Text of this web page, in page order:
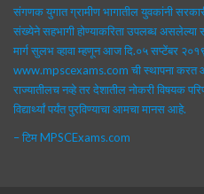
संगणक युगात ग्रामीण भागातील युवकांनी
संख्येने सहभागी होण्याकरिता उपलब्ध असलेल्या
मार्ग सुलभ व्हावा म्हणून आज दि.०५ सप्टेंबर २०१९
www.mpscexams.com ची स्थापना करत
राज्यातीलच नव्हे तर देशातील नोकरी विषयक
विद्यार्थ्यां पर्यंत पुरविण्याचा आमचा मानस आहे.
– टिम MPSCExams.com